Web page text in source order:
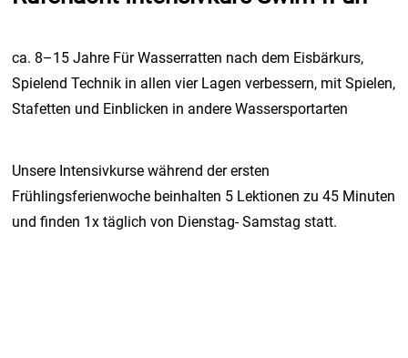
ca. 8–15 Jahre Für Wasserratten nach dem Eisbärkurs,
Spielend Technik in allen vier Lagen verbessern, mit Spielen,
Stafetten und Einblicken in andere Wassersportarten
Unsere Intensivkurse während der ersten
Frühlingsferienwoche beinhalten 5 Lektionen zu 45 Minuten
und finden 1x täglich von Dienstag- Samstag statt.